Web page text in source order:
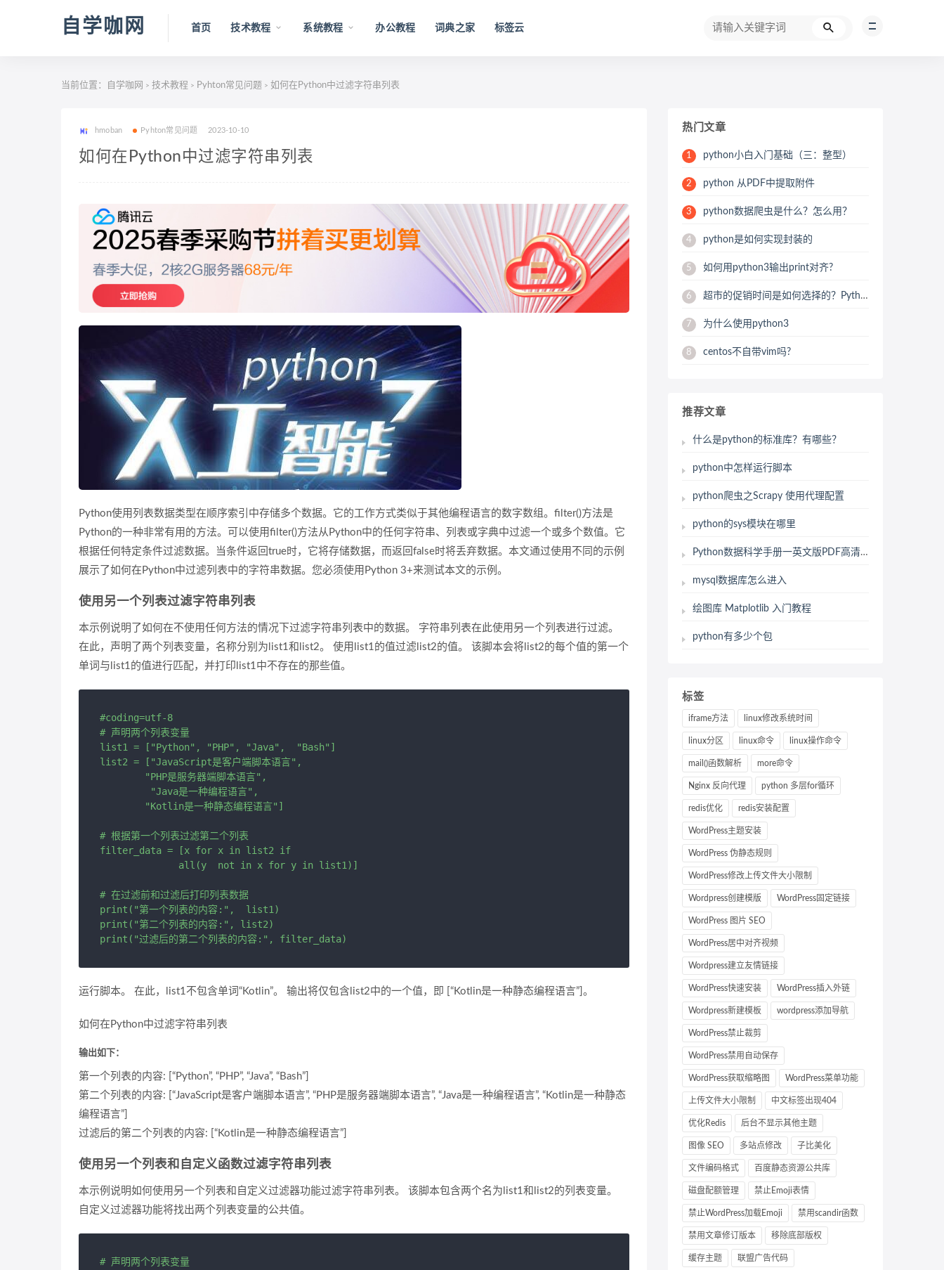
自学咖网 首页 技术教程 系统教程 办公教程 词典之家 标签云
当前位置： 自学咖网 > 技术教程 > Pyhton常见问题 > 如何在Python中过滤字符串列表
hmoban Pyhton常见问题 2023-10-10
如何在Python中过滤字符串列表
Python使用列表数据类型在顺序索引中存储多个数据。它的工作方式类似于其他编程语言的数字数组。filter()方法是
Python的一种非常有用的方法。可以使用filter()方法从Python中的任何字符串、列表或字典中过滤一个或多个数值。它
根据任何特定条件过滤数据。当条件返回true时，它将存储数据，而返回false时将丢弃数据。本文通过使用不同的示例
展示了如何在Python中过滤列表中的字符串数据。您必须使用Python 3+来测试本文的示例。
使用另一个列表过滤字符串列表
本示例说明了如何在不使用任何方法的情况下过滤字符串列表中的数据。 字符串列表在此使用另一个列表进行过滤。
在此，声明了两个列表变量，名称分别为list1和list2。 使用list1的值过滤list2的值。 该脚本会将list2的每个值的第一个
单词与list1的值进行匹配，并打印list1中不存在的那些值。
#coding=utf-8
# 声明两个列表变量
list1 = ["Python", "PHP", "Java",  "Bash"]
list2 = ["JavaScript是客户端脚本语言",
        "PHP是服务器端脚本语言",
         "Java是一种编程语言",
        "Kotlin是一种静态编程语言"]
# 根据第一个列表过滤第二个列表
filter_data = [x for x in list2 if
              all(y  not in x for y in list1)]
# 在过滤前和过滤后打印列表数据
print("第一个列表的内容:",  list1)
print("第二个列表的内容:", list2)
运行脚本。 在此，list1不包含单词“Kotlin”。 输出将仅包含list2中的一个值，即 [“Kotlin是一种静态编程语言”]。
如何在Python中过滤字符串列表
输出如下：
第一个列表的内容: [“Python”, “PHP”, “Java”, “Bash”]
第二个列表的内容: [“JavaScript是客户端脚本语言”, “PHP是服务器端脚本语言”, “Java是一种编程语言”, “Kotlin是一种静态
编程语言”]
过滤后的第二个列表的内容: [“Kotlin是一种静态编程语言”]
使用另一个列表和自定义函数过滤字符串列表
本示例说明如何使用另一个列表和自定义过滤器功能过滤字符串列表。 该脚本包含两个名为list1和list2的列表变量。
自定义过滤器功能将找出两个列表变量的公共值。
# 声明两个列表变量
热门文章
1 python小白入门基础（三：整型）
2 python 从PDF中提取附件
3 python数据爬虫是什么？怎么用？
4 python是如何实现封装的
5 如何用python3输出print对齐?
6 超市的促销时间是如何选择的？Python用数据来帮你分析
7 为什么使用python3
8 centos不自带vim吗?
推荐文章
什么是python的标准库？有哪些？
python中怎样运行脚本
python爬虫之Scrapy 使用代理配置
python的sys模块在哪里
Python数据科学手册一英文版PDF高清文档下载
mysql数据库怎么进入
绘图库 Matplotlib 入门教程
python有多少个包
标签
iframe方法 linux修改系统时间
linux分区 linux命令 linux操作命令
mail()函数解析 more命令
Nginx 反向代理 python 多层for循环
redis优化 redis安装配置
WordPress主题安装
WordPress 伪静态规则
WordPress修改上传文件大小限制
Wordpress创建模版 WordPress固定链接
WordPress 图片 SEO
WordPress居中对齐视频
Wordpress建立友情链接
WordPress快速安装 WordPress插入外链
Wordpress新建模板 wordpress添加导航
WordPress禁止裁剪
WordPress禁用自动保存
WordPress获取缩略图 WordPress菜单功能
上传文件大小限制 中文标签出现404
优化Redis 后台不显示其他主题
图像 SEO 多站点修改 子比美化
文件编码格式 百度静态资源公共库
磁盘配额管理 禁止Emoji表情
禁止WordPress加载Emoji 禁用scandir函数
禁用文章修订版本 移除底部版权
缓存主题 联盟广告代码